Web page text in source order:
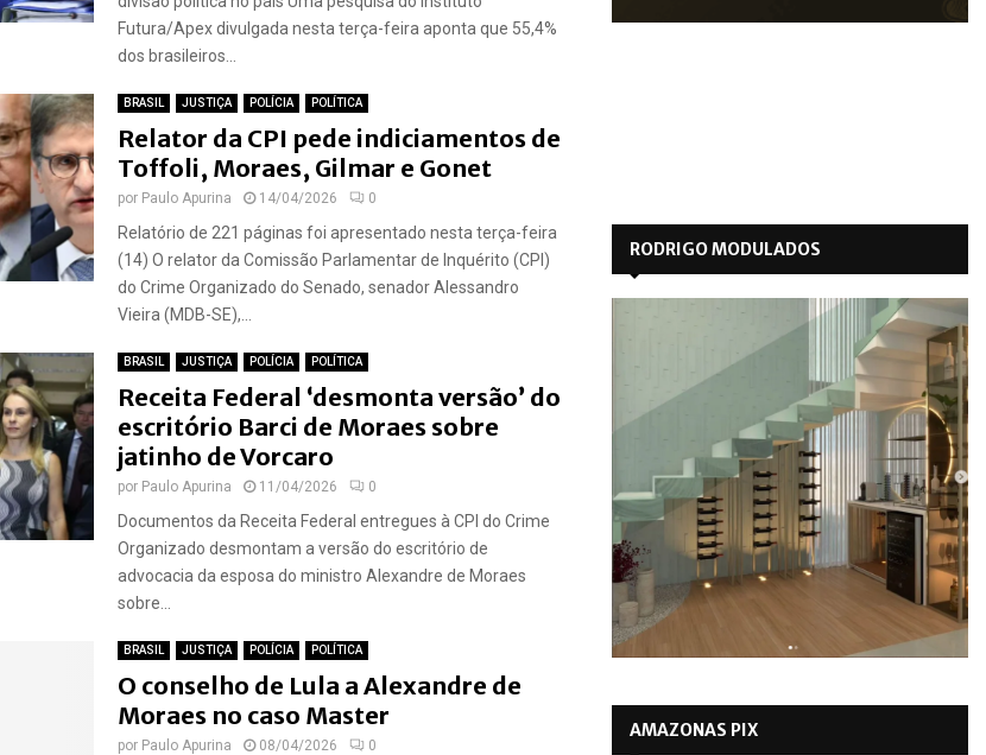
Futura/Apex divulgada nesta terça-feira aponta que 55,4%
dos brasileiros...
BRASIL JUSTIÇA POLÍCIA POLÍTICA
Relator da CPI pede indiciamentos de
Toffoli, Moraes, Gilmar e Gonet
por Paulo Apurina 14/04/2026 0
Relatório de 221 páginas foi apresentado nesta terça-feira
(14) O relator da Comissão Parlamentar de Inquérito (CPI)
do Crime Organizado do Senado, senador Alessandro
Vieira (MDB-SE),...
BRASIL JUSTIÇA POLÍCIA POLÍTICA
Receita Federal ‘desmonta versão’ do
escritório Barci de Moraes sobre
jatinho de Vorcaro
por Paulo Apurina 11/04/2026 0
Documentos da Receita Federal entregues à CPI do Crime
Organizado desmontam a versão do escritório de
advocacia da esposa do ministro Alexandre de Moraes
sobre...
BRASIL JUSTIÇA POLÍCIA POLÍTICA
O conselho de Lula a Alexandre de
Moraes no caso Master
por Paulo Apurina 08/04/2026 0
RODRIGO MODULADOS
AMAZONAS PIX